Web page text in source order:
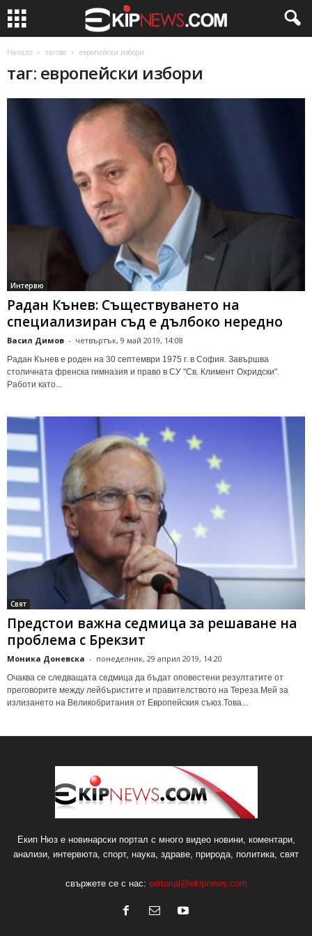
Начало тагове европейски избори
таг: европейски избори
Интервю
Радан Кънев: Съществуването на
специализиран съд е дълбоко нередно
Васил Димов - четвъртък, 9 май 2019, 14:08
Радан Кънев е роден на 30 септември 1975 г. в София. Завършва
столичната френска гимназия и право в СУ "Св. Климент Охридски".
Работи като...
Свят
Предстои важна седмица за решаване на
проблема с Брекзит
Моника Доневска - понеделник, 29 април 2019, 14:20
Очаква се следващата седмица да бъдат оповестени резултатите от
преговорите между лейбъристите и правителството на Тереза Мей за
излизането на Великобритания от Европейския съюз.Това...
Екип Нюз е новинарски портал с много видео новини, коментари,
анализи, интервюта, спорт, наука, здраве, природа, политика, свят
свържете се с нас: editorial@ekipnews.com